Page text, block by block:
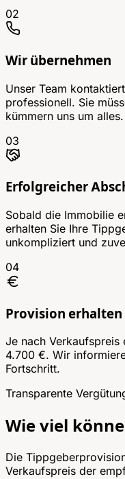
02
Wir übernehmen
Unser Team
professionell. Sie
kümmern uns um alles.
03
Erfolgreicher
Sobald die Immobilie
erhalten Sie Ihre
unkompliziert und
04
Provision erhalten
Je nach Verkaufspreis
4.700 €. Wir
Fortschritt.
Transparente
Wie viel
Die
Verkaufspreis der